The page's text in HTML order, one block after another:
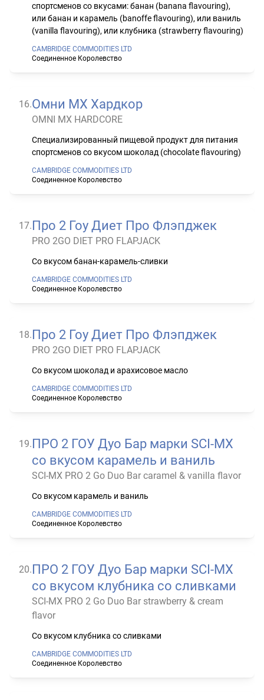
спортсменов со вкусами: банан (banana flavouring),
или банан и карамель (banoffe flavouring), или ваниль
(vanilla flavouring), или клубника (strawberry flavouring)
CAMBRIDGE COMMODITIES LTD
Соединенное Королевство
16.Омни МХ Хардкор
OMNI MX HARDCORE
Специализированный пищевой продукт для питания
спортсменов со вкусом шоколад (chocolate flavouring)
CAMBRIDGE COMMODITIES LTD
Соединенное Королевство
17.Про 2 Гоу Диет Про Флэпджек
PRO 2GO DIET PRO FLAPJACK
Со вкусом банан-карамель-сливки
CAMBRIDGE COMMODITIES LTD
Соединенное Королевство
18.Про 2 Гоу Диет Про Флэпджек
PRO 2GO DIET PRO FLAPJACK
Со вкусом шоколад и арахисовое масло
CAMBRIDGE COMMODITIES LTD
Соединенное Королевство
19.ПРО 2 ГОУ Дуо Бар марки SCI-MX
со вкусом карамель и ваниль
SCI-MX PRO 2 Go Duo Bar caramel & vanilla flavor
Со вкусом карамель и ваниль
CAMBRIDGE COMMODITIES LTD
Соединенное Королевство
20.ПРО 2 ГОУ Дуо Бар марки SCI-MX
со вкусом клубника со сливками
SCI-MX PRO 2 Go Duo Bar strawberry & cream
flavor
Со вкусом клубника со сливками
CAMBRIDGE COMMODITIES LTD
Соединенное Королевство